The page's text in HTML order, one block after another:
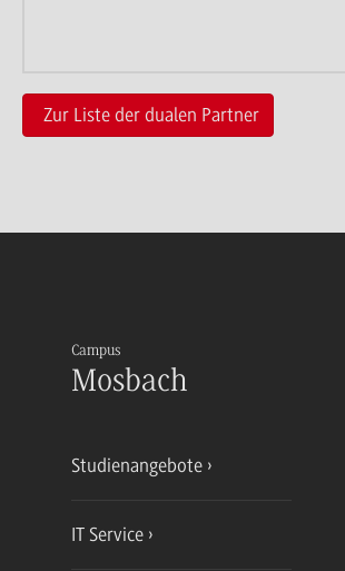
Zur Liste der dualen Partner
Campus
Mosbach
Studienangebote
IT Service